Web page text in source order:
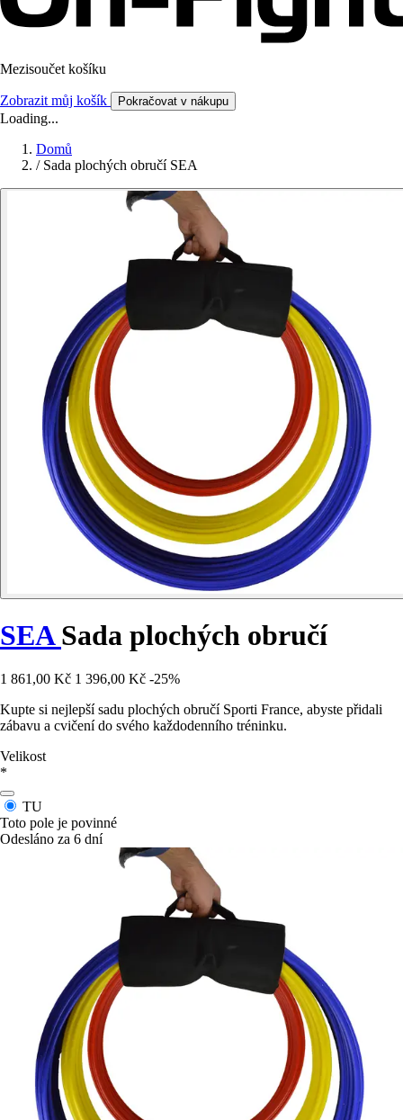
Mezisoučet košíku
Zobrazit můj košík Pokračovat v nákupu
Loading...
Domů
/ Sada plochých obručí SEA
SEASada plochých obručí
1 861,00 Kč 1 396,00 Kč -25%
Kupte si nejlepší sadu plochých obručí Sporti France, abyste přidali
zábavu a cvičení do svého každodenního tréninku.
Velikost
*
TU
Toto pole je povinné
Odesláno za 6 dní